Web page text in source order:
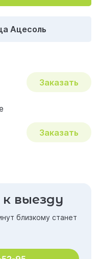
Ацесоль
Заказать
Заказать
выезду
близкому станет